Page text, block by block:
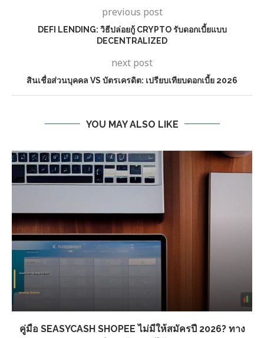
previous post
DEFI LENDING: วิธีปล่อยกู้ CRYPTO รับดอกเบี้ยแบบ
DECENTRALIZED
next post
สินเชื่อส่วนบุคคล VS บัตรเครดิต: เปรียบเทียบดอกเบี้ย 2026
YOU MAY ALSO LIKE
คู่มือ SEASYCASH SHOPEE ไม่มีให้สมัครปี 2026? ทาง